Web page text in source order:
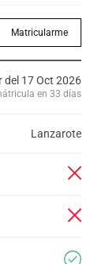
Matricularme
del 17 Oct 2026
en 33 días
Lanzarote